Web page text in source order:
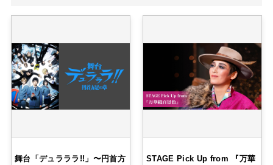
舞台「デュラララ!!」〜円首方
STAGE Pick Up from 『万華